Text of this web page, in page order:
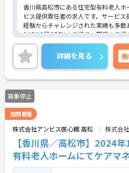
香川県高松市にある住宅型有料老人ホ
ビス提供責任者の求人です。サービス
経験からチャレンジされた実績も多数
24年12月OPENの施設で、理想の施設
に築き上げていけるポジションです。
0日以上あり、メリハリのある勤務が
味のある方には、面接対策ポイントな
細をお話しいたしますのでお気軽にご
い！
詳細を見る
募集停止
訪問看護
株式会社アンビス医心館 高松 株式会
【香川県／高松市】2024
有料老人ホームにてケアマ